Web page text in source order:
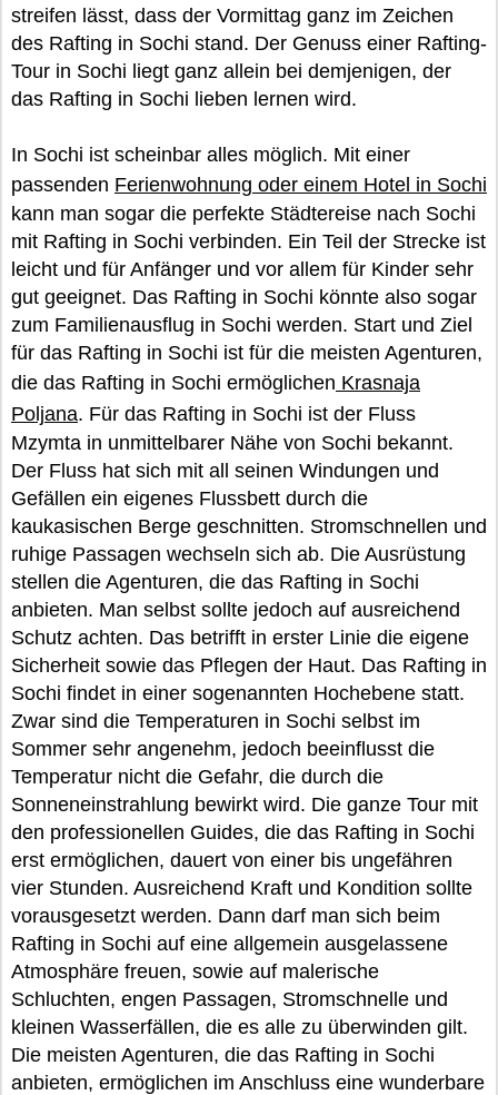
streifen lässt, dass der Vormittag ganz im Zeichen
des Rafting in Sochi stand. Der Genuss einer Rafting-
Tour in Sochi liegt ganz allein bei demjenigen, der
das Rafting in Sochi lieben lernen wird.
In Sochi ist scheinbar alles möglich. Mit einer
passenden Ferienwohnung oder einem Hotel in Sochi
kann man sogar die perfekte Städtereise nach Sochi
mit Rafting in Sochi verbinden. Ein Teil der Strecke ist
leicht und für Anfänger und vor allem für Kinder sehr
gut geeignet. Das Rafting in Sochi könnte also sogar
zum Familienausflug in Sochi werden. Start und Ziel
für das Rafting in Sochi ist für die meisten Agenturen,
die das Rafting in Sochi ermöglichen Krasnaja
Poljana. Für das Rafting in Sochi ist der Fluss
Mzymta in unmittelbarer Nähe von Sochi bekannt.
Der Fluss hat sich mit all seinen Windungen und
Gefällen ein eigenes Flussbett durch die
kaukasischen Berge geschnitten. Stromschnellen und
ruhige Passagen wechseln sich ab. Die Ausrüstung
stellen die Agenturen, die das Rafting in Sochi
anbieten. Man selbst sollte jedoch auf ausreichend
Schutz achten. Das betrifft in erster Linie die eigene
Sicherheit sowie das Pflegen der Haut. Das Rafting in
Sochi findet in einer sogenannten Hochebene statt.
Zwar sind die Temperaturen in Sochi selbst im
Sommer sehr angenehm, jedoch beeinflusst die
Temperatur nicht die Gefahr, die durch die
Sonneneinstrahlung bewirkt wird. Die ganze Tour mit
den professionellen Guides, die das Rafting in Sochi
erst ermöglichen, dauert von einer bis ungefähren
vier Stunden. Ausreichend Kraft und Kondition sollte
vorausgesetzt werden. Dann darf man sich beim
Rafting in Sochi auf eine allgemein ausgelassene
Atmosphäre freuen, sowie auf malerische
Schluchten, engen Passagen, Stromschnelle und
kleinen Wasserfällen, die es alle zu überwinden gilt.
Die meisten Agenturen, die das Rafting in Sochi
anbieten, ermöglichen im Anschluss eine wunderbare